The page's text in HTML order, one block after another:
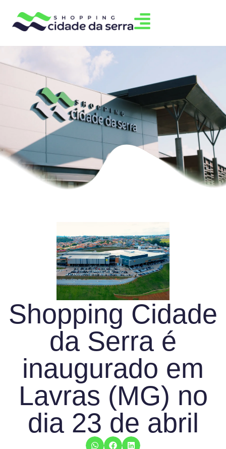
Shopping Cidade
da Serra é
inaugurado em
Lavras (MG) no
dia 23 de abril